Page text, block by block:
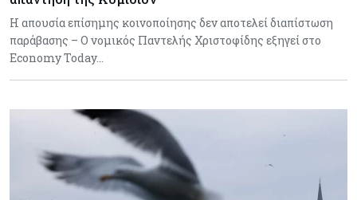
Η απουσία επίσημης κοινοποίησης δεν αποτελεί διαπίστωση
παράβασης – Ο νομικός Παντελής Χριστοφίδης εξηγεί στο
Economy Today…